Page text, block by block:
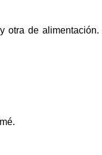
de alimentación.